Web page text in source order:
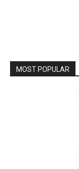
MOST POPULAR